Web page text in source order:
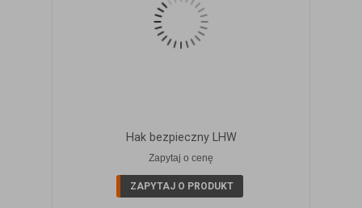
Hak bezpieczny LHW
Zapytaj o cenę
ZAPYTAJ O PRODUKT
ZOBACZ SZCZEGÓŁY